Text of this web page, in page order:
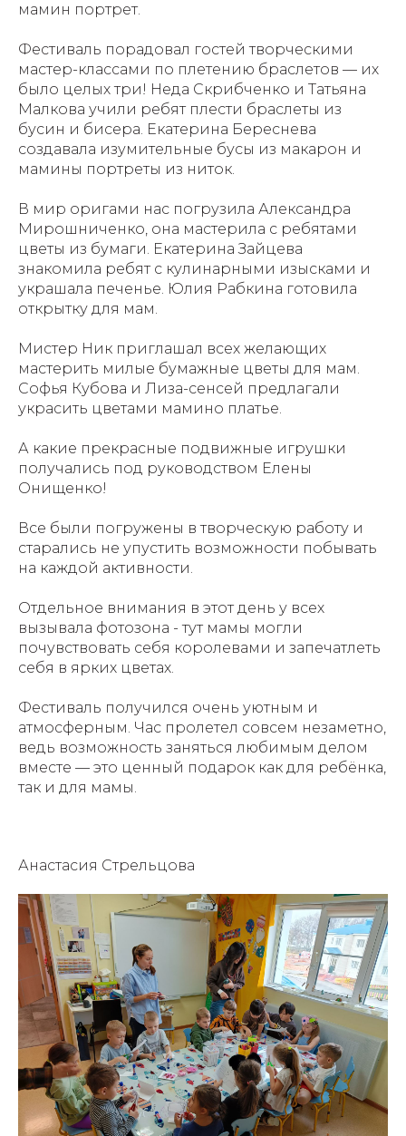
мамин портрет.
Фестиваль порадовал гостей творческими
мастер-классами по плетению браслетов — их
было целых три! Неда Скрибченко и Татьяна
Малкова учили ребят плести браслеты из
бусин и бисера. Екатерина Береснева
создавала изумительные бусы из макарон и
мамины портреты из ниток.
В мир оригами нас погрузила Александра
Мирошниченко, она мастерила с ребятами
цветы из бумаги. Екатерина Зайцева
знакомила ребят с кулинарными изысками и
украшала печенье. Юлия Рабкина готовила
открытку для мам.
Мистер Ник приглашал всех желающих
мастерить милые бумажные цветы для мам.
Софья Кубова и Лиза-сенсей предлагали
украсить цветами мамино платье.
А какие прекрасные подвижные игрушки
получались под руководством Елены
Онищенко!
Все были погружены в творческую работу и
старались не упустить возможности побывать
на каждой активности.
Отдельное внимания в этот день у всех
вызывала фотозона - тут мамы могли
почувствовать себя королевами и запечатлеть
себя в ярких цветах.
Фестиваль получился очень уютным и
атмосферным. Час пролетел совсем незаметно,
ведь возможность заняться любимым делом
вместе — это ценный подарок как для ребёнка,
так и для мамы.
Анастасия Стрельцова